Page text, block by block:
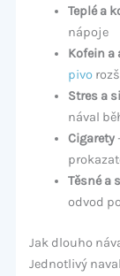
Teplé a
nápoje
Kofein a
pivo
Stres a
nával
Cigarety
Těsné a
odvod
Jak dlouho
Jednotlivý